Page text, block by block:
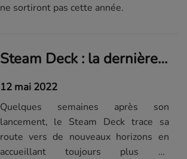
ne sortiront pas cette année.
Steam Deck : la dernière mise à jour apporte une fonctionnalité très attendue
12 mai 2022
Quelques semaines après son
lancement, le Steam Deck trace sa
route vers de nouveaux horizons en
accueillant toujours plus de